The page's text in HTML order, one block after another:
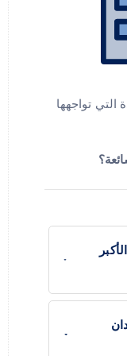
تواجهها